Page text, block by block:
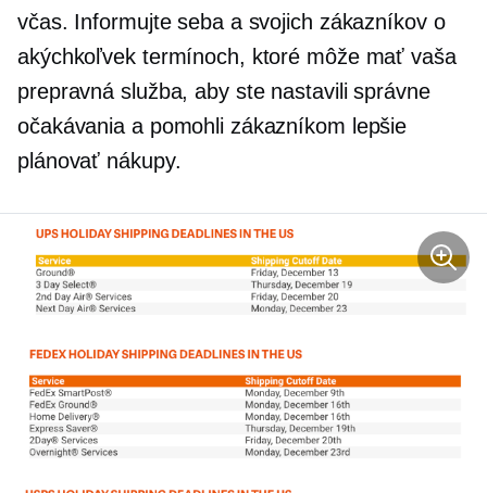
včas. Informujte seba a svojich zákazníkov o
akýchkoľvek termínoch, ktoré môže mať vaša
prepravná služba, aby ste nastavili správne
očakávania a pomohli zákazníkom lepšie
plánovať nákupy.